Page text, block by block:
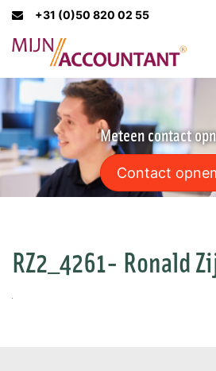
+31 (0)50 820 02 55
Meteen contact
Contact
RZ2_4261- Ronald